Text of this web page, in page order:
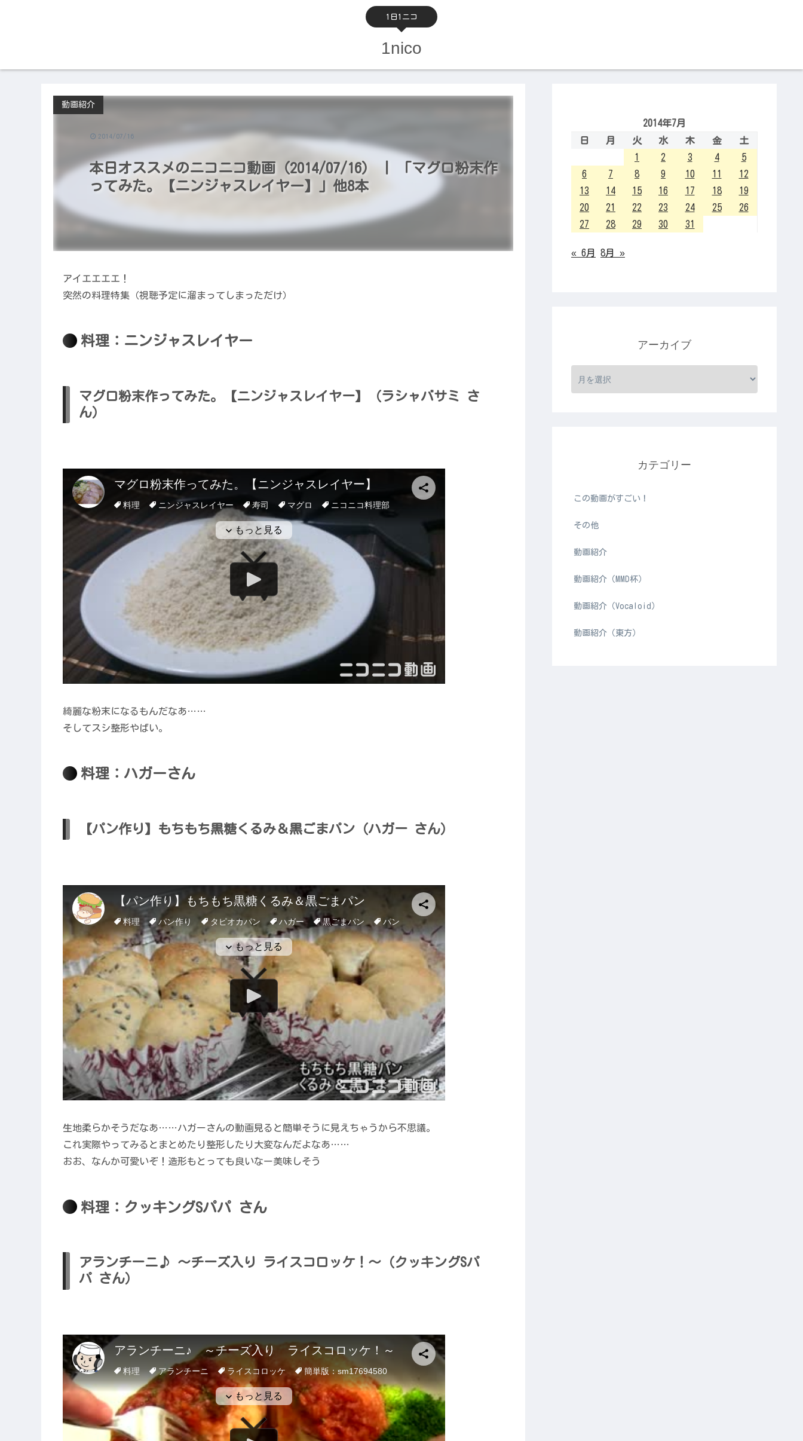
1日1ニコ
1nico
本日オススメのニコニコ動画（2014/07/16） | 「マグロ粉末作
ってみた。【ニンジャスレイヤー】」他8本
動画紹介
2014/07/16
アイエエエエ！
突然の料理特集（視聴予定に溜まってしまっただけ）
料理：ニンジャスレイヤー
マグロ粉末作ってみた。【ニンジャスレイヤー】（ラシャバサミ さ
ん）
綺麗な粉末になるもんだなあ……
そしてスシ整形やばい。
料理：ハガーさん
【パン作り】もちもち黒糖くるみ＆黒ごまパン（ハガー さん）
生地柔らかそうだなあ……ハガーさんの動画見ると簡単そうに見えちゃうから不思議。
これ実際やってみるとまとめたり整形したり大変なんだよなあ……
おお、なんか可愛いぞ！造形もとっても良いなー美味しそう
料理：クッキングSパパ さん
アランチーニ♪ ～チーズ入り ライスコロッケ！～（クッキングSパ
パ さん）
2014年7月
日
月 火 水 木 金
土
1
2 3 4
5
6
7 8 9 10 11
12
13
14 15 16 17 18
19
20
21 22 23 24 25
26
27
28 29 30 31
« 6月 8月 »
アーカイブ
カテゴリー
この動画がすごい！
その他
動画紹介
動画紹介（MMD杯）
動画紹介（Vocaloid）
動画紹介（東方）